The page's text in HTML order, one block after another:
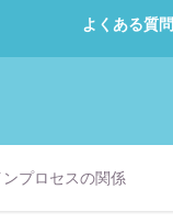
よくある質問
プロセスの関係